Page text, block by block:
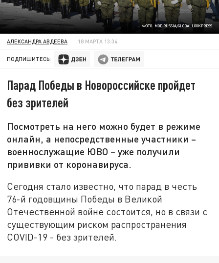
ФОТО: MOD RUSSIA/GLOBALLOOKPRESS
АЛЕКСАНДРА АВДЕЕВА 18 МАРТА 13:34
ПОДПИШИТЕСЬ:
Парад Победы в Новороссийске пройдет
без зрителей
Посмотреть на него можно будет в режиме
онлайн, а непосредственные участники –
военнослужащие ЮВО – уже получили
прививки от коронавируса.
Сегодня стало известно, что парад в честь
76-й годовщины Победы в Великой
Отечественной войне состоится, но в связи с
существующим риском распространения
COVID-19 - без зрителей.